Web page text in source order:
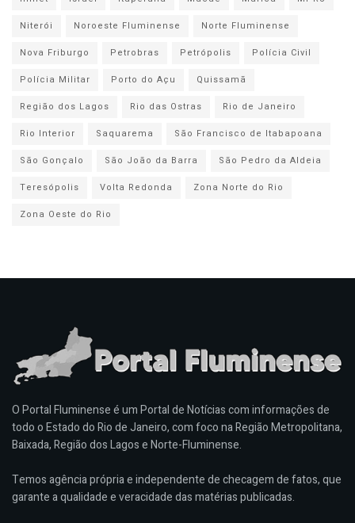
Niterói
Noroeste Fluminense
Norte Fluminense
Nova Friburgo
Petrobras Petrópolis
Polícia Civil
Polícia Militar
Porto do Açu
Quissamã
Região dos Lagos
Rio das Ostras
Rio de Janeiro
Rio Interior
Saquarema
São Francisco de Itabapoana
São Gonçalo
São João da Barra
São Pedro da Aldeia
Teresópolis
Volta Redonda
Zona Norte do Rio
Zona Oeste do Rio
O Portal Fluminense é um Portal de Notícias com informações de
todo o Estado do Rio de Janeiro, com foco na Região Metropolitana,
Baixada, Região dos Lagos e Norte-Fluminense.
Temos agência própria e independente de checagem de fatos, que
garante a qualidade e veracidade das matérias publicadas.